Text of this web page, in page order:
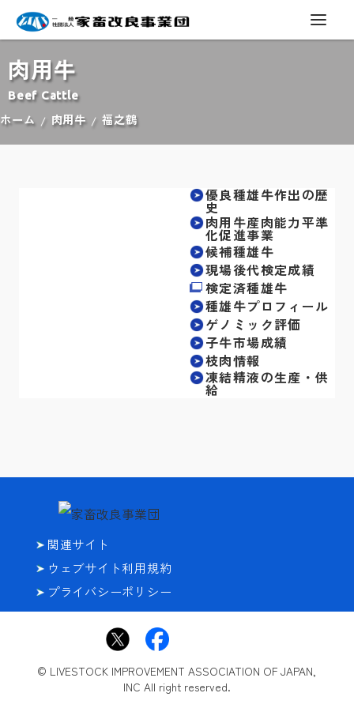
肉用牛
Beef Cattle
ホーム 肉用牛 福之鶴
優良種雄牛作出の歴
史
肉用牛産肉能力平準
化促進事業
候補種雄牛
現場後代検定成績
検定済種雄牛
種雄牛プロフィール
ゲノミック評価
子牛市場成績
枝肉情報
凍結精液の生産・供
給
関連サイト
ウェブサイト利用規約
プライバシーポリシー
© LIVESTOCK IMPROVEMENT ASSOCIATION OF JAPAN,
INC All right reserved.